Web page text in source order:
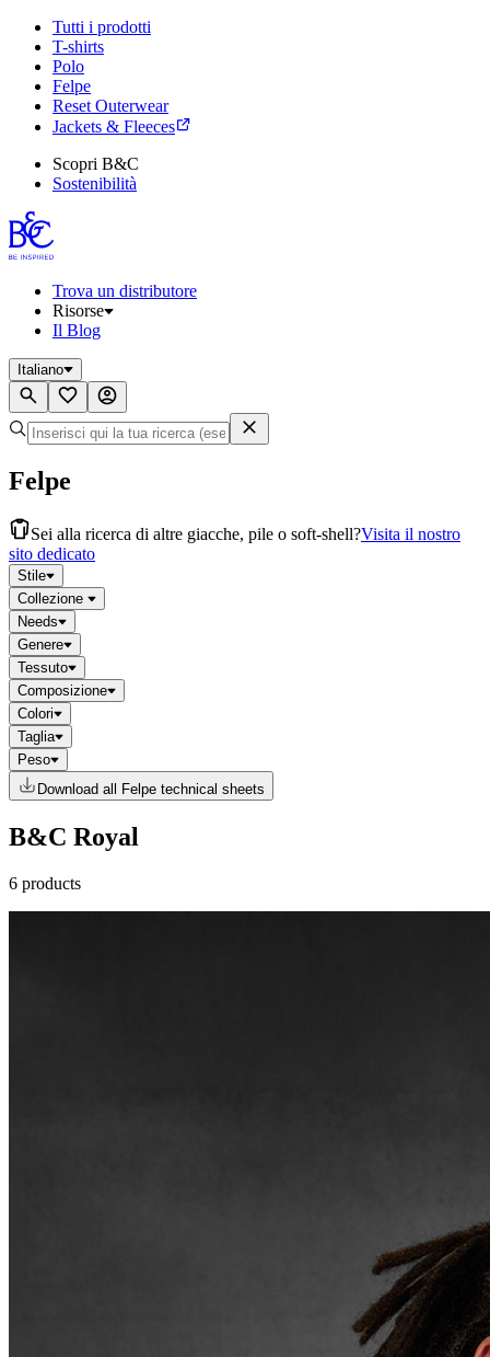
Tutti i prodotti
T-shirts
Polo
Felpe
Reset Outerwear
Jackets & Fleeces
Scopri B&C
Sostenibilità
Trova un distributore
Risorse
Il Blog
Italiano
Felpe
Sei alla ricerca di altre giacche, pile o soft-shell?Visita il nostro
sito dedicato
Stile
Collezione
Needs
Genere
Tessuto
Composizione
Colori
Taglia
Peso
Download all Felpe technical sheets
B&C Royal
6 products